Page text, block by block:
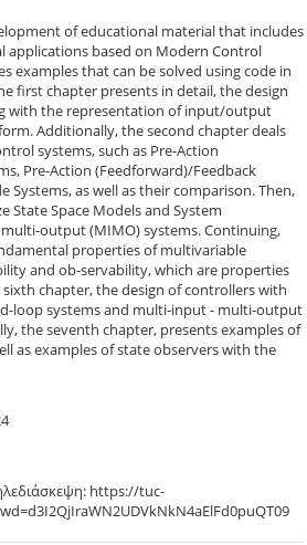
of educational material that includes
applications based on Modern Control
examples that can be solved using code in
first chapter presents in detail, the design
with the representation of input/output
Additionally, the second chapter deals
systems, such as Pre-Action
Pre-Action (Feedforward)/Feedback
Systems, as well as their comparison. Then,
State Space Models and System
output (MIMO) systems. Continuing,
properties of multivariable
and ob-servability, which are properties
chapter, the design of controllers with
loop systems and multi-input - multi-output
the seventh chapter, presents examples of
as examples of state observers with the
https://tuc-